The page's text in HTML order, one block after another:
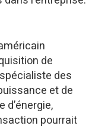
de
des
et de
d’énergie,
pourrait